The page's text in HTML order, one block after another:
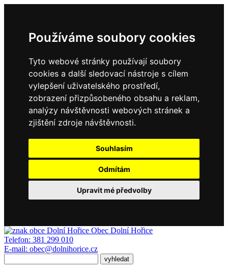
Používáme soubory cookies
Tyto webové stránky používají soubory
cookies a další sledovací nástroje s cílem
vylepšení uživatelského prostředí,
zobrazení přizpůsobeného obsahu a reklam,
analýzy návštěvnosti webových stránek a
zjištění zdroje návštěvnosti.
Souhlasím
Odmítám
Upravit mé předvolby
Obec Dolní Hořice
Telefon: 381 299 010
E-mail: obec@dolnihorice.cz